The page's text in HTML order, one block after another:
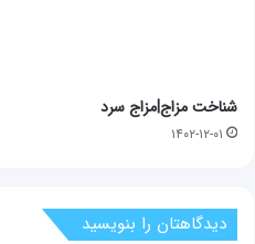
شناخت مزاج|مزاج سرد
۱۴۰۲-۱۲-۰۱
دیدگاهتان را بنویسید